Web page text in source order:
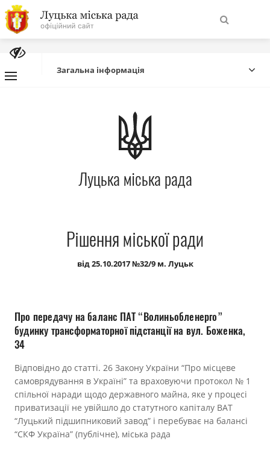
На
головну
Про місто
Міська влада
Міська рада
Публічна інформація
Документи
Загальна інформація
Луцька міська рада
Рішення міської ради
від 25.10.2017 №32/9 м. Луцьк
Про передачу на баланс ПАТ “Волиньобленерго”
будинку трансформаторної підстанції на вул. Боженка,
34
Відповідно до статті. 26 Закону України “Про місцеве
самоврядування в Україні” та враховуючи протокол № 1
спільної наради щодо державного майна, яке у процесі
приватизації не увійшло до статутного капіталу ВАТ
“Луцький підшипниковий завод” і перебуває на балансі
“СКФ Україна” (публічне), міська рада